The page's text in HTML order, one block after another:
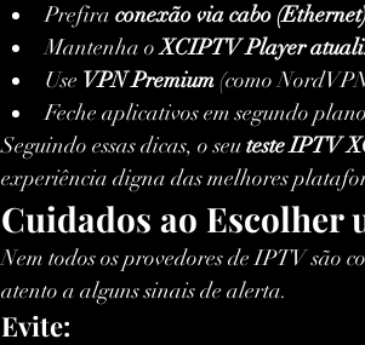
Prefira conexão via cabo (Ethernet)
Mantenha o XCIPTV Player
Use VPN Premium (como
Feche aplicativos em segundo
Seguindo essas dicas, o seu teste IPTV
experiência digna das melhores
Cuidados ao Escolher
Nem todos os provedores de IPTV são
atento a alguns sinais de alerta.
Evite: